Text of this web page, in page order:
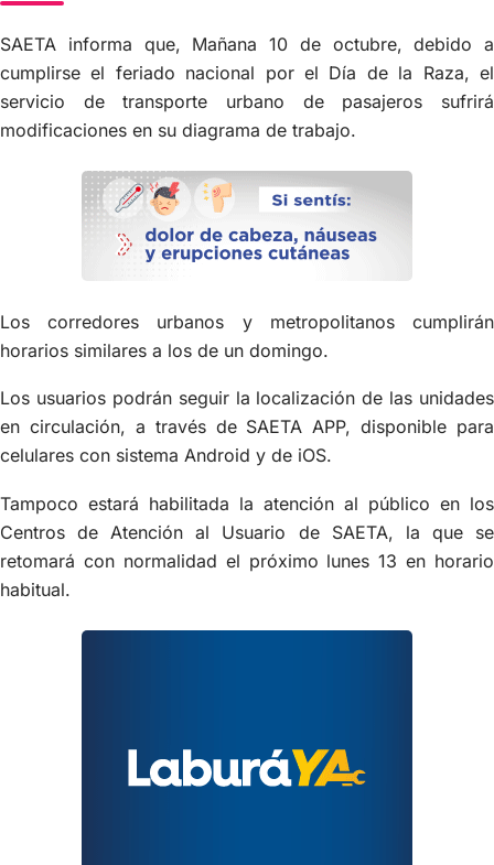
SAETA informa que, Mañana 10 de octubre, debido a
cumplirse el feriado nacional por el Día de la Raza, el
servicio de transporte urbano de pasajeros sufrirá
modificaciones en su diagrama de trabajo.
Los corredores urbanos y metropolitanos cumplirán
horarios similares a los de un domingo.
Los usuarios podrán seguir la localización de las unidades
en circulación, a través de SAETA APP, disponible para
celulares con sistema Android y de iOS.
Tampoco estará habilitada la atención al público en los
Centros de Atención al Usuario de SAETA, la que se
retomará con normalidad el próximo lunes 13 en horario
habitual.